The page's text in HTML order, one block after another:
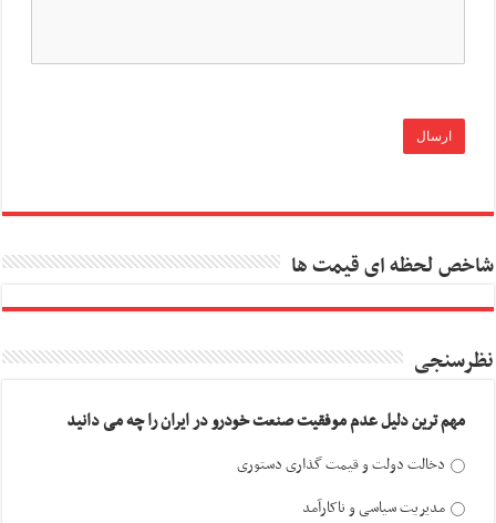
شاخص لحظه ای قیمت ها
نظرسنجی
مهم ترین دلیل عدم موفقیت صنعت خودرو در ایران را چه می دانید
دخالت دولت و قیمت گذاری دستوری
مدیریت سیاسی و ناکارآمد